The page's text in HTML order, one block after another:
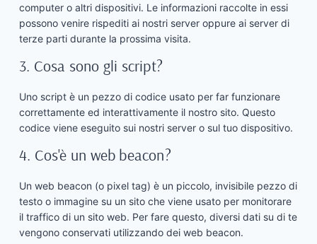
computer o altri dispositivi. Le informazioni raccolte in essi
possono venire rispediti ai nostri server oppure ai server di
terze parti durante la prossima visita.
3. Cosa sono gli script?
Uno script è un pezzo di codice usato per far funzionare
correttamente ed interattivamente il nostro sito. Questo
codice viene eseguito sui nostri server o sul tuo dispositivo.
4. Cos'è un web beacon?
Un web beacon (o pixel tag) è un piccolo, invisibile pezzo di
testo o immagine su un sito che viene usato per monitorare
il traffico di un sito web. Per fare questo, diversi dati su di te
vengono conservati utilizzando dei web beacon.